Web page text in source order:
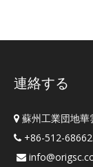
連絡する
 蘇州工業団地華
 +86-512-
